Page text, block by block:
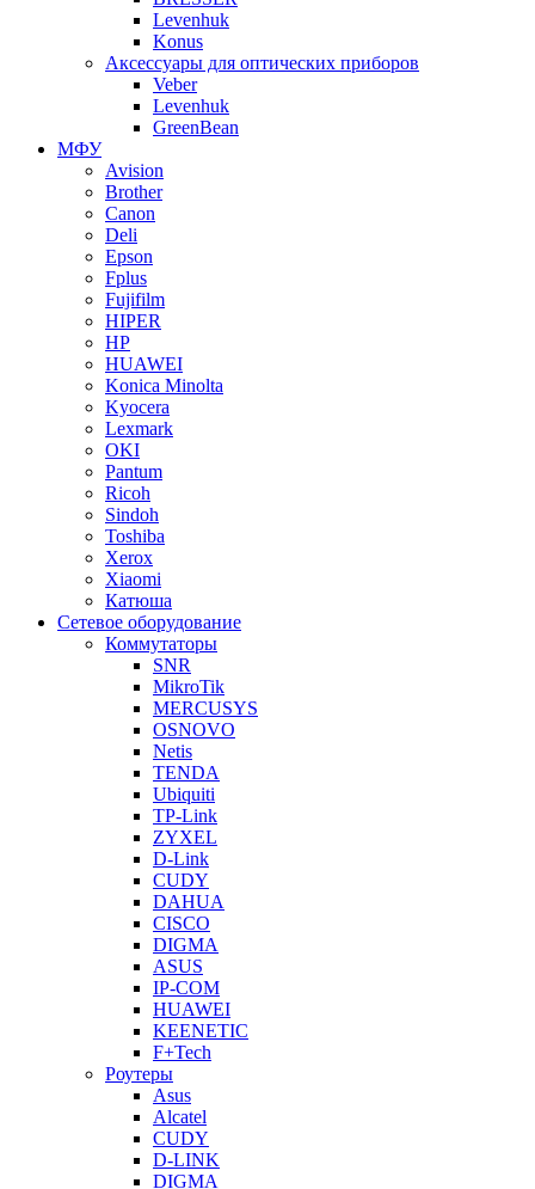
Levenhuk
Konus
Аксессуары для оптических приборов
Veber
Levenhuk
GreenBean
МФУ
Avision
Brother
Canon
Deli
Epson
Fplus
Fujifilm
HIPER
HP
HUAWEI
Konica Minolta
Kyocera
Lexmark
OKI
Pantum
Ricoh
Sindoh
Toshiba
Xerox
Xiaomi
Катюша
Сетевое оборудование
Коммутаторы
SNR
MikroTik
MERCUSYS
OSNOVO
Netis
TENDA
Ubiquiti
TP-Link
ZYXEL
D-Link
CUDY
DAHUA
CISCO
DIGMA
ASUS
IP-COM
HUAWEI
KEENETIC
F+Tech
Роутеры
Asus
Alcatel
CUDY
D-LINK
DIGMA